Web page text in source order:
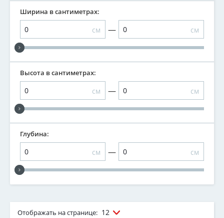
Ширина в сантиметрах:
см — см
Высота в сантиметрах:
см — см
Глубина:
см — см
Отображать на странице: 12